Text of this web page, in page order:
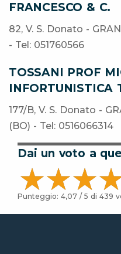
FRANCESCO & C.
82, V. S. Donato -
- Tel: 051760566
TOSSANI PROF
INFORTUNISTICA
177/B, V. S. Donato -
(BO) - Tel: 0516066314
Dai un voto a
Punteggio: 4,07 / 5 di 439